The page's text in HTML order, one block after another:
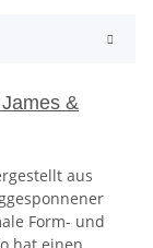
&
aus
Form- und